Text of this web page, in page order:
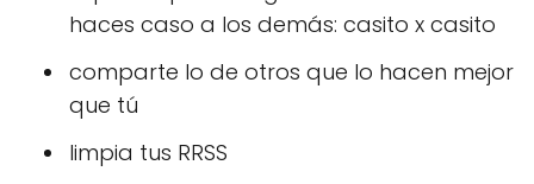
haces caso a los demás: casito x casito
comparte lo de otros que lo hacen mejor
que tú
limpia tus RRSS